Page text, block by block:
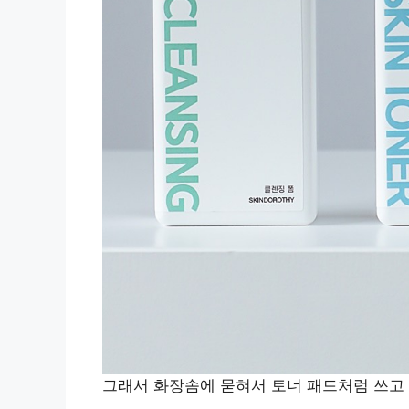
그래서 화장솜에 묻혀서 토너 패드처럼 쓰고